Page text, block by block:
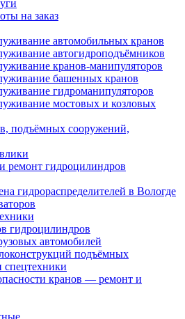
на заказ
автомобильных кранов
автогидроподъёмников
кранов-манипуляторов
башенных кранов
гидроманипуляторов
мостовых и козловых
подъёмных сооружений,
ремонт гидроцилиндров
гидрораспределителей в Вологде
гидроцилиндров
автомобилей
подъёмных
кранов — ремонт и